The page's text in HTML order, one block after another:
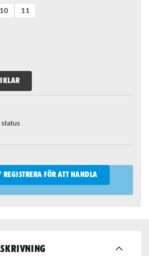
10 11
FÖR ATT HANDLA